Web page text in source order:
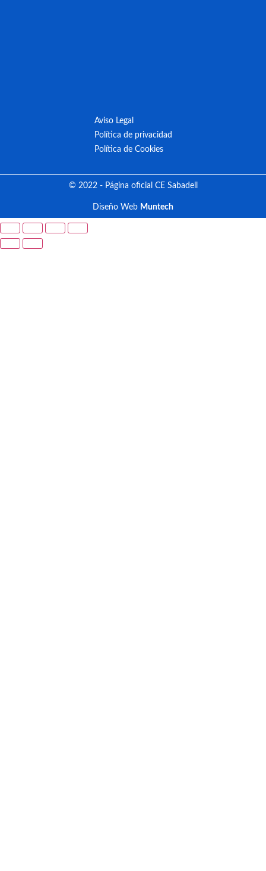
Aviso Legal
Política de privacidad
Política de Cookies
© 2022 - Página oficial CE Sabadell
Diseño Web Muntech